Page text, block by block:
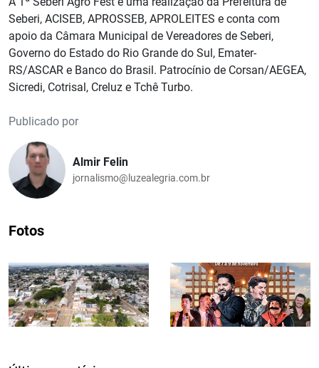
Seberi, ACISEB, APROSSEB, APROLEITES e conta com
apoio da Câmara Municipal de Vereadores de Seberi,
Governo do Estado do Rio Grande do Sul, Emater-
RS/ASCAR e Banco do Brasil. Patrocínio de Corsan/AEGEA,
Sicredi, Cotrisal, Creluz e Tchê Turbo.
Publicado por
Almir Felin
jornalismo@luzealegria.com.br
Fotos